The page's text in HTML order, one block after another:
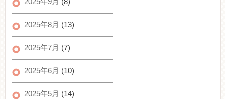
2025年9月 (8)
2025年8月 (13)
2025年7月 (7)
2025年6月 (10)
2025年5月 (14)